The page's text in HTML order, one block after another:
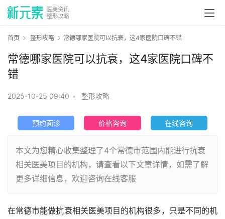
首页 整形攻略 常德哪家医院可以抗衰，这4家医院口碑不错
常德哪家医院可以抗衰，这4家医院口碑不
错
2025-10-25 09:40 • 整形攻略
预约面诊 价格咨询 在线咨询
本文为您精心收集整理了4个常德市范围内能进行抗衰
相关医美项目的机构，请查看以下文章详情，如需了解
更多详细信息，欢迎咨询在线客服
在常德市能做抗衰相关医美项目的机构很多，只是不同的机